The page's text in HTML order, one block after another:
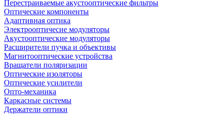
Перестраиваемые акустооптические фильтры
Оптические компоненты
Адаптивная оптика
Электрооптичесие модуляторы
Акустооптические модуляторы
Расширители пучка и объективы
Магнитооптические устройства
Вращатели поляризации
Оптические изоляторы
Оптические усилители
Опто-механика
Каркасные системы
Держатели оптики